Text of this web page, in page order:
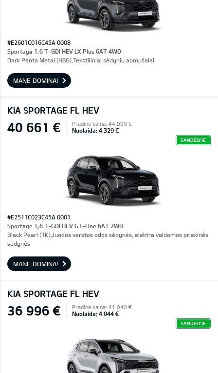
#E2601C016C45A 0008
Sportage 1,6 T-GDI HEV LX Plus 6AT 4WD
Dark Penta Metal (H8G),Tekstiliniai sėdynių apmušalai
MANE DOMINA!
KIA SPORTAGE FL HEV
40 661 € Pradinė kaina: 44 990 €
Nuolaida: 4 329 €
SANDĖLYJE
#E2511C023C45A 0001
Sportage 1,6 T-GDI HEV GT-Line 6AT 2WD
Black Pearl (1K),Juodos verstos odos sėdynės, elektra valdomos priekinės
sėdynės
MANE DOMINA!
KIA SPORTAGE FL HEV
36 996 € Pradinė kaina: 41 040 €
Nuolaida: 4 044 €
SANDĖLYJE